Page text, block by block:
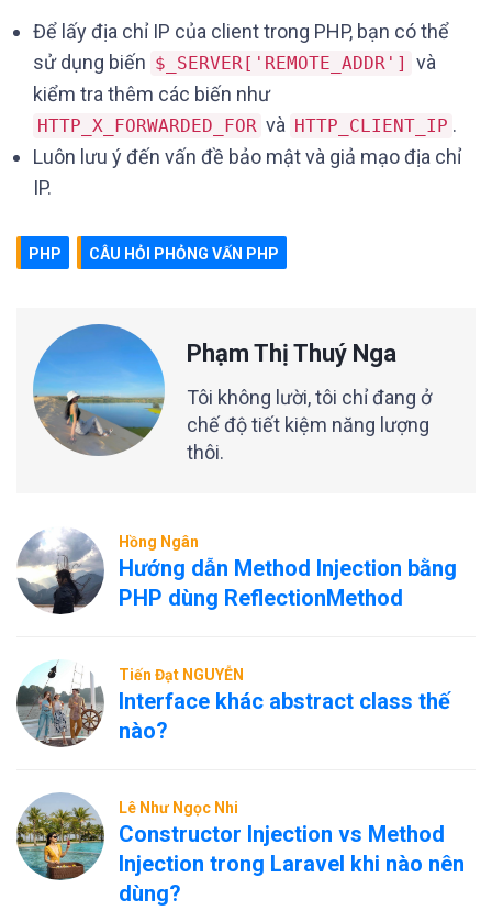
Để lấy địa chỉ IP của client trong PHP, bạn có thể
sử dụng biến $_SERVER['REMOTE_ADDR']
và
kiểm tra thêm các biến như
HTTP_X_FORWARDED_FOR và HTTP_CLIENT_IP .
Luôn lưu ý đến vấn đề bảo mật và giả mạo địa chỉ
IP.
PHP CÂU HỎI PHỎNG VẤN PHP
Phạm Thị Thuý Nga
Tôi không lười, tôi chỉ đang ở
chế độ tiết kiệm năng lượng
thôi.
Hồng Ngân
Hướng dẫn Method Injection bằng
PHP dùng ReflectionMethod
Tiến Đạt NGUYỄN
Interface khác abstract class thế
nào?
Lê Như Ngọc Nhi
Constructor Injection vs Method
Injection trong Laravel khi nào nên
dùng?